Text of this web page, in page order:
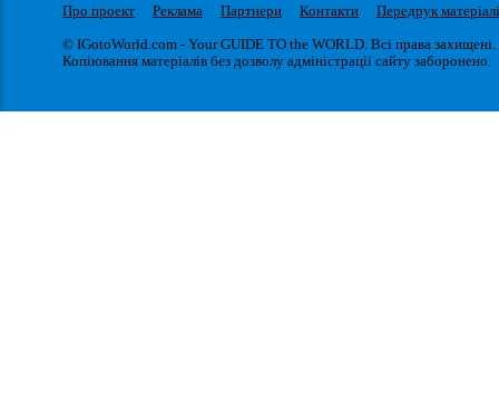
Про проект Реклама Партнери Контакти
Передрук
© IGotoWorld.com - Your GUIDE TO the WORLD. Всі права захищені.
Копіювання матеріалів без дозволу адміністрації сайту заборонено.